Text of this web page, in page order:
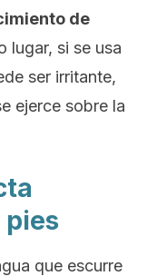
de
lugar, si se usa
ser irritante,
ejerce sobre la
que escurre